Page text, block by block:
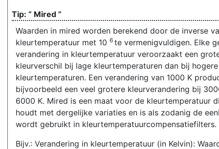
“ Mired ”
Waarden in mired worden berekend door de inverse
kleurtemperatuur met 10 6 te vermenigvuldigen. Elke
verandering in kleurtemperatuur veroorzaakt een
kleurverschil bij lage kleurtemperaturen dan bij hogere
kleurtemperaturen. Een verandering van 1000 K
bijvoorbeeld een veel grotere kleurverandering bij
6000 K. Mired is een maat voor de kleurtemperatuur
houdt met dergelijke variaties en is als zodanig de
wordt gebruikt in kleurtemperatuurcompensatiefilters.
Bijv.: Verandering in kleurtemperatuur (in Kelvin):